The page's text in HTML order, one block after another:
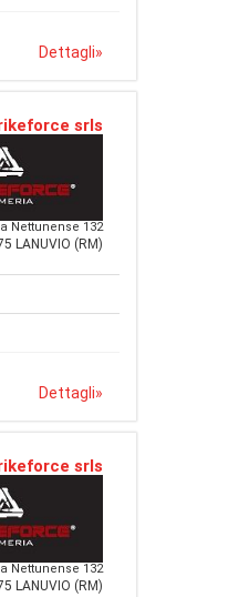
Dettagli»
srls
Nettunense 132
LANUVIO (RM)
Dettagli»
srls
Nettunense 132
LANUVIO (RM)